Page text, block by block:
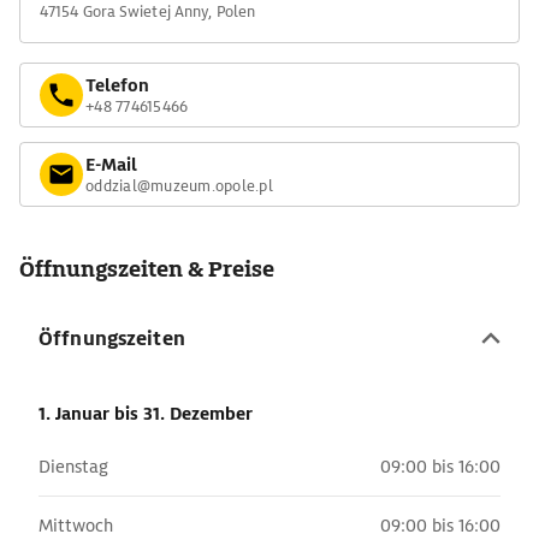
47154 Gora Swietej Anny, Polen
Telefon
+48 774615466
E-Mail
oddzial@muzeum.opole.pl
Öffnungszeiten & Preise
Öffnungszeiten
1. Januar bis 31. Dezember
Dienstag 09:00 bis 16:00
Mittwoch 09:00 bis 16:00